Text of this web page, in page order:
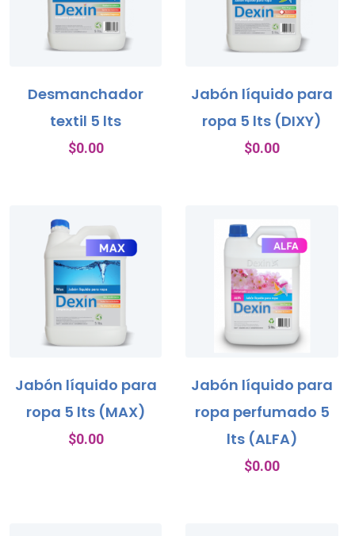
Desmanchador
textil 5 lts
$0.00
Jabón líquido para
ropa 5 lts (DIXY)
$0.00
Jabón líquido para
ropa 5 lts (MAX)
$0.00
Jabón líquido para
ropa perfumado 5
lts (ALFA)
$0.00